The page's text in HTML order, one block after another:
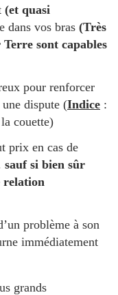
(et quasi
dans vos bras (Très
Terre sont capables
pour renforcer
dispute (Indice :
couette)
prix en cas de
sauf si bien sûr
relation
problème à son
immédiatement
grands